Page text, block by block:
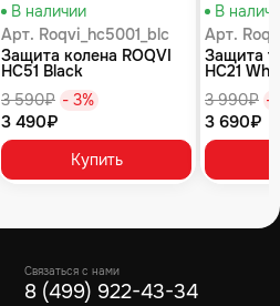
В наличии
Арт. Roqvi_hc5001_blc
Защита колена ROQVI
HC51 Black
3 590₽ - 3%
3 490₽
Купить
В
Арт.
Защита
HC21
3 990₽ -
3 690₽
Связаться с нами
8 (499) 922-43-34